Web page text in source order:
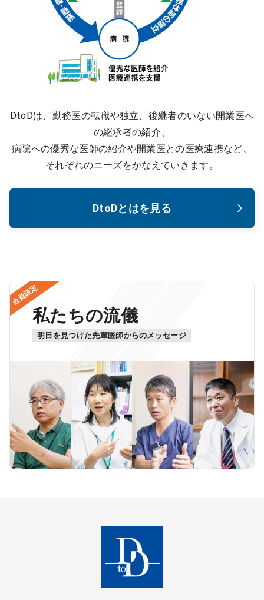
DtoDは、勤務医の転職や独立、後継者のいない開業医へ
の継承者の紹介、
病院への優秀な医師の紹介や開業医との医療連携など、
それぞれのニーズをかなえていきます。
DtoDとはを見る
会員限定
私たちの流儀
明日を見つけた先輩医師からのメッセージ